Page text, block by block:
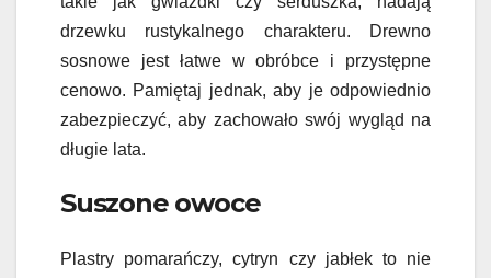
drzewku rustykalnego charakteru. Drewno
sosnowe jest łatwe w obróbce i przystępne
cenowo. Pamiętaj jednak, aby je odpowiednio
zabezpieczyć, aby zachowało swój wygląd na
długie lata.
Suszone owoce
Plastry pomarańczy, cytryn czy jabłek to nie